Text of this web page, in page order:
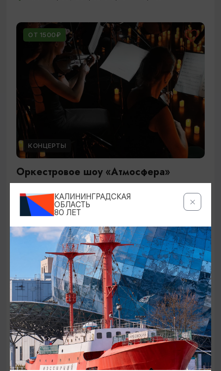
ОТ 1500₽
КОНЦЕРТЫ
Оркестровое шоу «Атмосфера»
29.09.2026 19:00
Калининград, Дворец культуры железнодорожников
ОТ 1500₽
КОНЦЕРТЫ
КАЛИНИНГРАДСКАЯ
ОБЛАСТЬ
80 ЛЕТ